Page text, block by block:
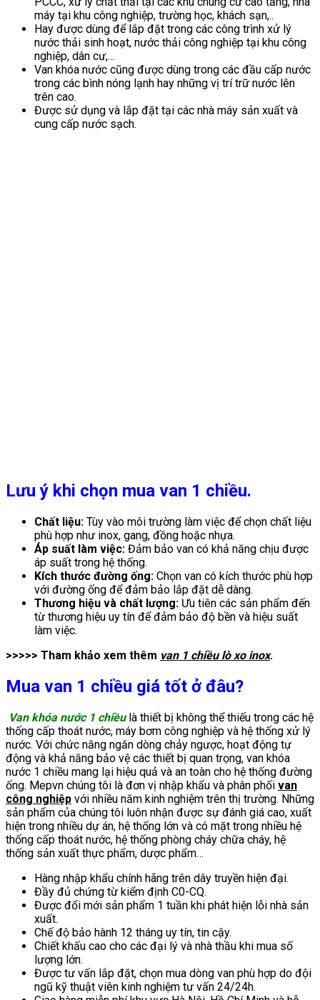
máy tại khu công nghiệp, trường học, khách sạn,..
Hay được dùng để lắp đặt trong các công trình xử lý
nước thải sinh hoạt, nước thải công nghiệp tại khu công
nghiệp, dân cư,…
Van khóa nước cũng được dùng trong các đầu cấp nước
trong các bình nóng lạnh hay những vị trí trữ nước lên
trên cao.
Được sử dụng và lắp đặt tại các nhà máy sản xuất và
cung cấp nước sạch.
Lưu ý khi chọn mua van 1 chiều.
Chất liệu: Tùy vào môi trường làm việc để chọn chất liệu
phù hợp như inox, gang, đồng hoặc nhựa.
Áp suất làm việc: Đảm bảo van có khả năng chịu được
áp suất trong hệ thống.
Kích thước đường ống: Chọn van có kích thước phù hợp
với đường ống để đảm bảo lắp đặt dễ dàng.
Thương hiệu và chất lượng: Ưu tiên các sản phẩm đến
từ thương hiệu uy tín để đảm bảo độ bền và hiệu suất
làm việc.
>>>>> Tham khảo xem thêm van 1 chiều lò xo inox.
Mua van 1 chiều giá tốt ở đâu?
Van khóa nước 1 chiềulà thiết bị không thể thiếu trong các hệ
thống cấp thoát nước, máy bơm công nghiệp và hệ thống xử lý
nước. Với chức năng ngăn dòng chảy ngược, hoạt động tự
động và khả năng bảo vệ các thiết bị quan trọng, van khóa
nước 1 chiều mang lại hiệu quả và an toàn cho hệ thống đường
ống. Mepvn chúng tôi là đơn vị nhập khẩu và phân phối van
công nghiệp với nhiều năm kinh nghiệm trên thị trường. Những
sản phẩm của chúng tôi luôn nhận được sự đánh giá cao, xuất
hiện trong nhiều dự án, hệ thống lớn và có mặt trong nhiều hệ
thống cấp thoát nước, hệ thống phòng cháy chữa cháy, hệ
thống sản xuất thực phẩm, dược phẩm…
Hàng nhập khẩu chính hãng trên dây truyền hiện đại.
Đầy đủ chứng từ kiểm định C0-CQ.
Được đổi mới sản phẩm 1 tuần khi phát hiện lỗi nhà sản
xuất.
Chế độ bảo hành 12 tháng uy tín, tin cậy.
Chiết khấu cao cho các đại lý và nhà thầu khi mua số
lượng lớn.
Được tư vấn lắp đặt, chọn mua dòng van phù hợp do đội
ngũ kỹ thuật viên kinh nghiệm tư vấn 24/24h.